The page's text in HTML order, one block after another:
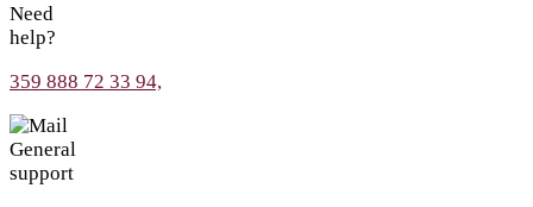
Need
help?
359 888 72 33 94,
General
support